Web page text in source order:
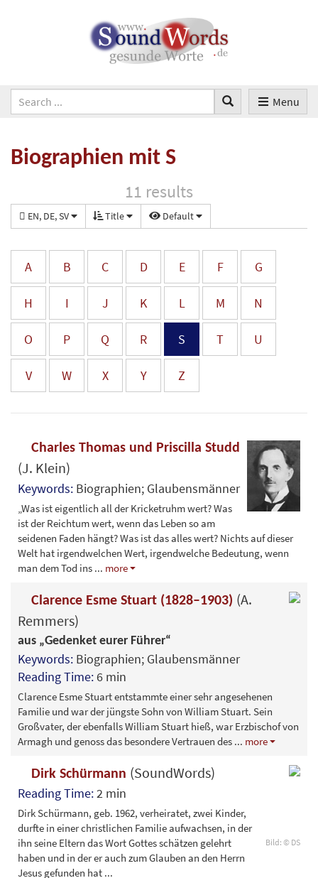
Menu
Biographien mit S
11 results
EN, DE, SV Title Default
A B C D E F G
H I J K L M N
O P Q R S T U
V W X Y Z
Charles Thomas und Priscilla Studd
(J. Klein)
Keywords: Biographien; Glaubensmänner
„Was ist eigentlich all der Kricketruhm wert? Was
ist der Reichtum wert, wenn das Leben so am
seidenen Faden hängt? Was ist das alles wert? Nichts auf dieser
Welt hat irgendwelchen Wert, irgendwelche Bedeutung, wenn
man dem Tod ins ... more
Clarence Esme Stuart (1828–1903) (A.
Remmers)
aus „Gedenket eurer Führer“
Keywords: Biographien; Glaubensmänner
Reading Time: 6 min
Clarence Esme Stuart entstammte einer sehr angesehenen
Familie und war der jüngste Sohn von William Stuart. Sein
Großvater, der ebenfalls William Stuart hieß, war Erzbischof von
Armagh und genoss das besondere Vertrauen des ... more
Bild: © DS
Dirk Schürmann (SoundWords)
Reading Time:2 min
Dirk Schürmann, geb. 1962, verheiratet, zwei Kinder,
durfte in einer christlichen Familie aufwachsen, in der
ihn seine Eltern das Wort Gottes schätzen gelehrt
haben und in der er auch zum Glauben an den Herrn
Jesus gefunden hat ...